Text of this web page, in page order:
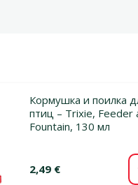
Кормушка и поилка
птиц – Trixie, Feeder
Fountain, 130 мл
2,49 €